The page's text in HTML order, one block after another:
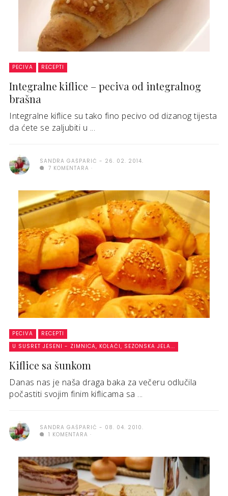
PECIVA RECEPTI
Integralne kiflice – peciva od integralnog
brašna
Integralne kiflice su tako fino pecivo od dizanog tijesta
da ćete se zaljubiti u ...
SANDRA GAŠPARIĆ
26. 02. 2014.
7 KOMENTARA
PECIVA
RECEPTI
U SUSRET JESENI - ZIMNICA, KOLAČI, SEZONSKA JELA...
Kiflice sa šunkom
Danas nas je naša draga baka za večeru odlučila
počastiti svojim finim kiflicama sa ...
SANDRA GAŠPARIĆ
08. 04. 2010.
1 KOMENTARA